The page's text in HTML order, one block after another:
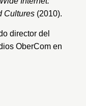
Cultures (2010).
director del
OberCom en